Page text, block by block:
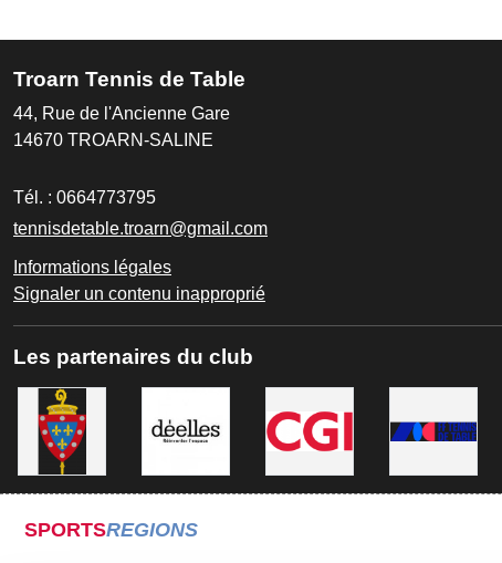
Troarn Tennis de Table
44, Rue de l'Ancienne Gare
14670 TROARN-SALINE
Tél. : 0664773795
tennisdetable.troarn@gmail.com
Informations légales
Signaler un contenu inapproprié
Les partenaires du club
SPORTSREGIONS